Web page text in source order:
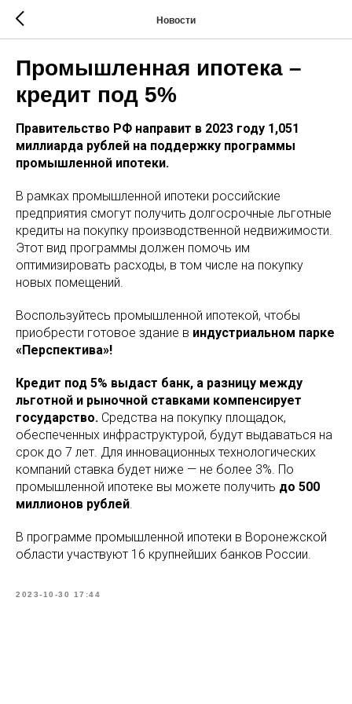
Новости
Промышленная ипотека –
кредит под 5%
Правительство РФ направит в 2023 году 1,051
миллиарда рублей на поддержку программы
промышленной ипотеки.
В рамках промышленной ипотеки российские
предприятия смогут получить долгосрочные льготные
кредиты на покупку производственной недвижимости.
Этот вид программы должен помочь им
оптимизировать расходы, в том числе на покупку
новых помещений.
Воспользуйтесь промышленной ипотекой, чтобы
приобрести готовое здание в индустриальном парке
«Перспектива»!
Кредит под 5% выдаст банк, а разницу между
льготной и рыночной ставками компенсирует
государство. Средства на покупку площадок,
обеспеченных инфраструктурой, будут выдаваться на
срок до 7 лет. Для инновационных технологических
компаний ставка будет ниже — не более 3%. По
промышленной ипотеке вы можете получить до 500
миллионов рублей.
В программе промышленной ипотеки в Воронежской
области участвуют 16 крупнейших банков России.
2023-10-30 17:44